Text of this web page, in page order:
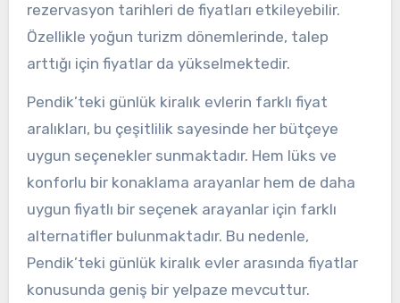
rezervasyon tarihleri de fiyatları etkileyebilir.
Özellikle yoğun turizm dönemlerinde, talep
arttığı için fiyatlar da yükselmektedir.
Pendik’teki günlük kiralık evlerin farklı fiyat
aralıkları, bu çeşitlilik sayesinde her bütçeye
uygun seçenekler sunmaktadır. Hem lüks ve
konforlu bir konaklama arayanlar hem de daha
uygun fiyatlı bir seçenek arayanlar için farklı
alternatifler bulunmaktadır. Bu nedenle,
Pendik’teki günlük kiralık evler arasında fiyatlar
konusunda geniş bir yelpaze mevcuttur.